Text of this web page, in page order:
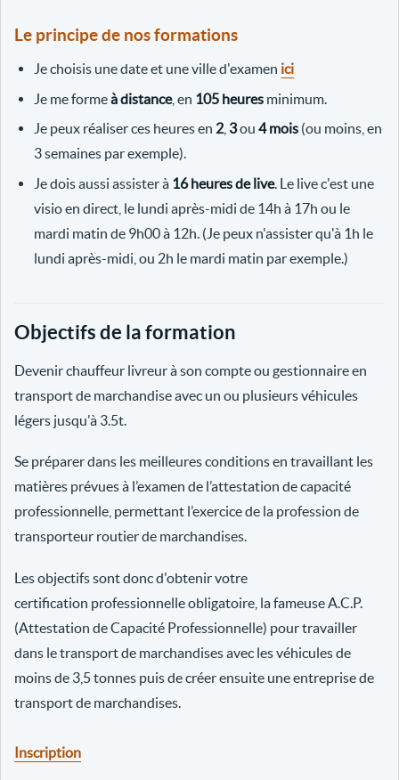
Le principe de nos formations
Je choisis une date et une ville d'examen ici
Je me formeà distance, en 105 heures minimum.
Je peux réaliser ces heures en 2 3ou4 mois (ou moins, en
3 semaines par exemple).
Je dois aussi assister à 16 heures de live. Le live c'est une
visio en direct, le lundi après-midi de 14h à 17h ou le
mardi matin de 9h00 à 12h. (Je peux n'assister qu'à 1h le
lundi après-midi, ou 2h le mardi matin par exemple.)
Objectifs de la formation
Devenir chauffeur livreur à son compte ou gestionnaire en
transport de marchandise avec un ou plusieurs véhicules
légers jusqu'à 3.5t.
Se préparer dans les meilleures conditions en travaillant les
matières prévues à l’examen de l’attestation de capacité
professionnelle, permettant l’exercice de la profession de
transporteur routier de marchandises.
Les objectifs sont donc d'obtenir votre
certification professionnelle obligatoire, la fameuse A.C.P.
(Attestation de Capacité Professionnelle) pour travailler
dans le transport de marchandises avec les véhicules de
moins de 3,5 tonnes puis de créer ensuite une entreprise de
transport de marchandises.
Inscription